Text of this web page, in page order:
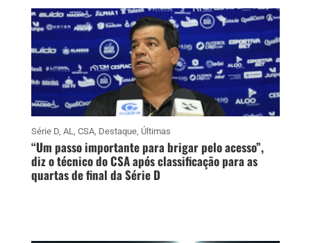
Série D, AL, CSA, Destaque, Últimas
“Um passo importante para brigar pelo acesso”,
diz o técnico do CSA após classificação para as
quartas de final da Série D